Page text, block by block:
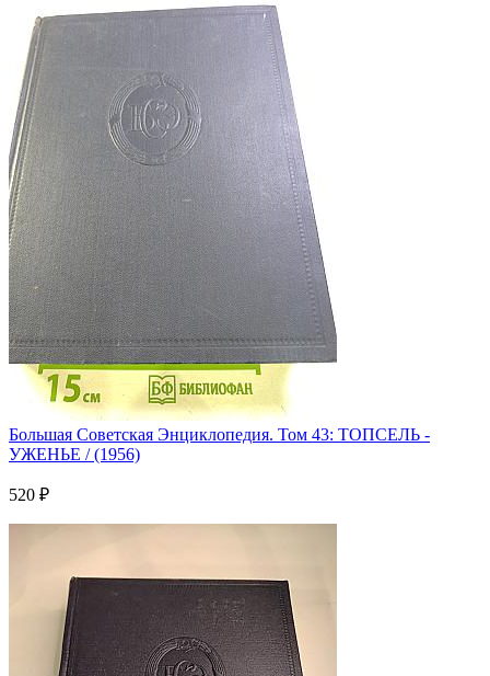
Большая Советская Энциклопедия. Том 43: ТОПСЕЛЬ -
УЖЕНЬЕ / (1956)
520 ₽